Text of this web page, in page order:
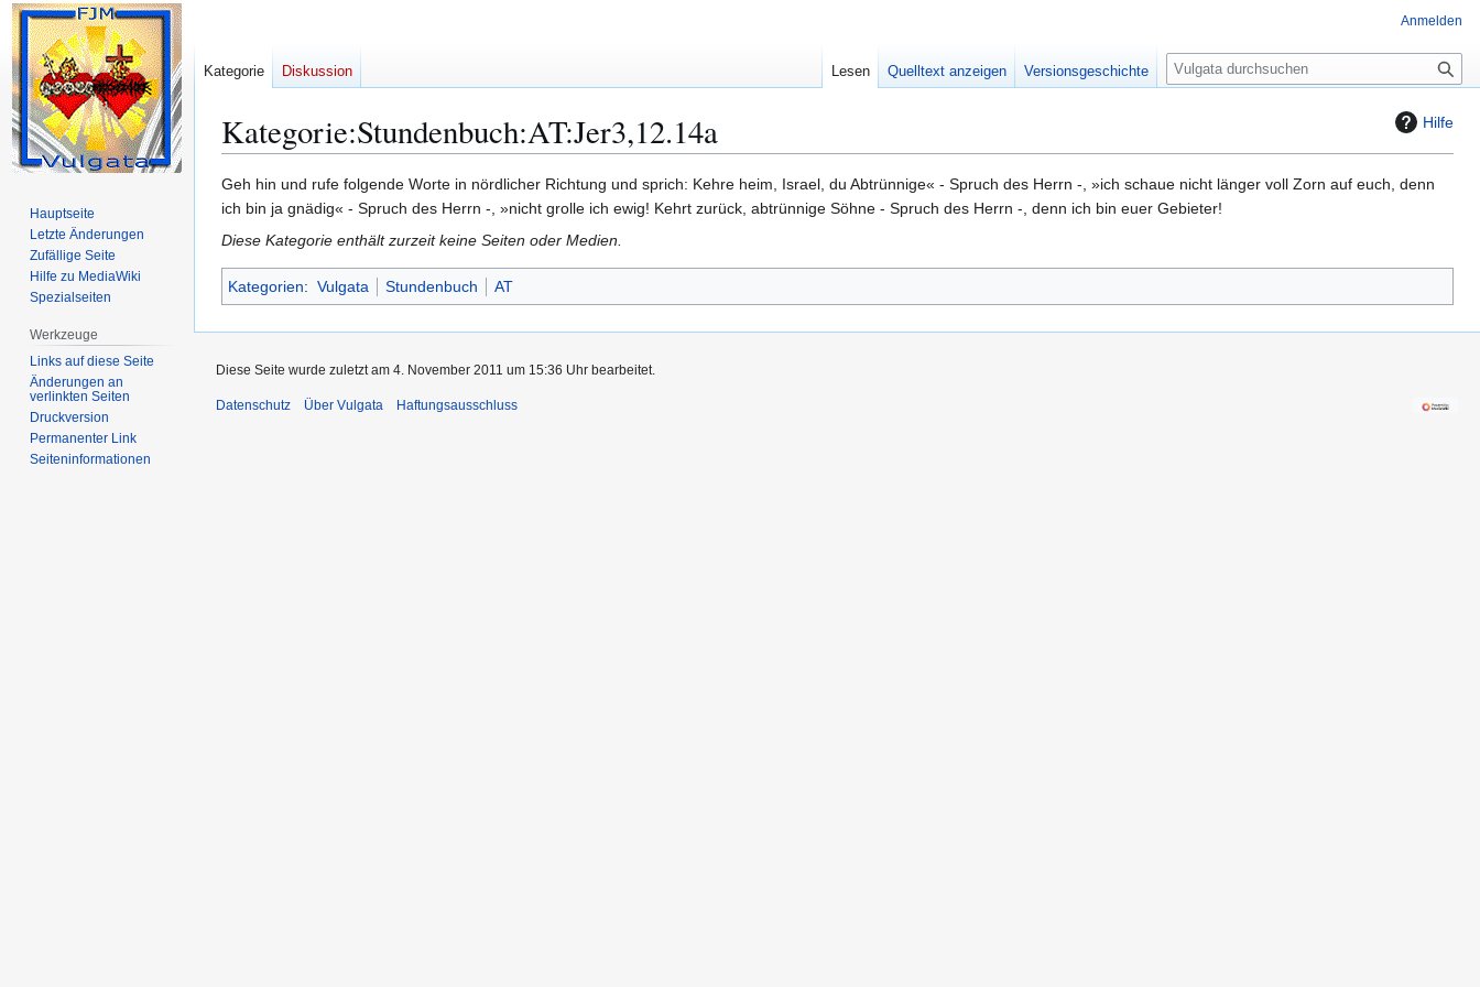
Hilfe
Kategorie:Stundenbuch:AT:Jer3,12.14a
Zur
Navigation
springen
Zur
Suche
springen
Geh hin und rufe folgende Worte in nördlicher Richtung und sprich: Kehre heim, Israel, du Abtrünnige« - Spruch des Herrn -, »ich schaue nicht länger voll Zorn auf euch, denn
ich bin ja gnädig« - Spruch des Herrn -, »nicht grolle ich ewig! Kehrt zurück, abtrünnige Söhne - Spruch des Herrn -, denn ich bin euer Gebieter!
Diese Kategorie enthält zurzeit keine Seiten oder Medien.
Kategorien: Vulgata Stundenbuch AT
Anmelden
Kategorie Diskussion Lesen Quelltext anzeigen Versionsgeschichte
S
u
e
Hauptseite
Letzte Änderungen
Zufällige Seite
Hilfe zu MediaWiki
Spezialseiten
Werkzeuge
Links auf diese Seite
Änderungen an
verlinkten Seiten
Druckversion
Permanenter Link
Seiten­­informationen
Diese Seite wurde zuletzt am 4. November 2011 um 15:36 Uhr bearbeitet.
Datenschutz Über Vulgata Haftungsausschluss